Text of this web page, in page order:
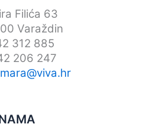
Filića 63
Varaždin
312 885
206 247